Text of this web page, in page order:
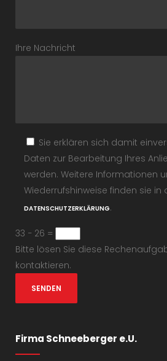
Ihre Nachricht
Sie erklären sich damit
Daten zur Bearbeitung Ihres
werden. Weitere Informationen
Wiederrufshinweise finden sie in
DATENSCHUTZERKLÄRUNG.
33 − 26 =
Bitte lösen Sie diese
kontaktieren.
Firma Schneeberger e.U.